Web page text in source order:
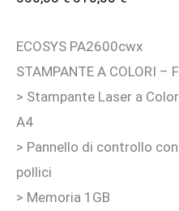
originale
era:
556,03 €.
attuale
è:
510,00
ECOSYS PA2600cwx
STAMPANTE A COLORI –
> Stampante Laser a
A4
> Pannello di controllo
pollici
> Memoria 1GB